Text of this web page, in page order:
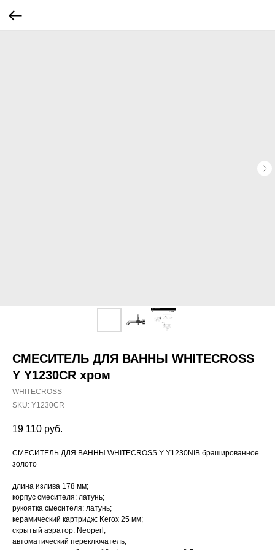
СМЕСИТЕЛЬ ДЛЯ ВАННЫ WHITECROSS
Y Y1230CR хром
WHITECROSS
SKU: Y1230CR
19 110 руб.
СМЕСИТЕЛЬ ДЛЯ ВАННЫ WHITECROSS Y Y1230NIB брашированное
золото
длина излива 178 мм;
корпус смесителя: латунь;
рукоятка смесителя: латунь;
керамический картридж: Kerox 25 мм;
скрытый аэратор: Neoperl;
автоматический переключатель;